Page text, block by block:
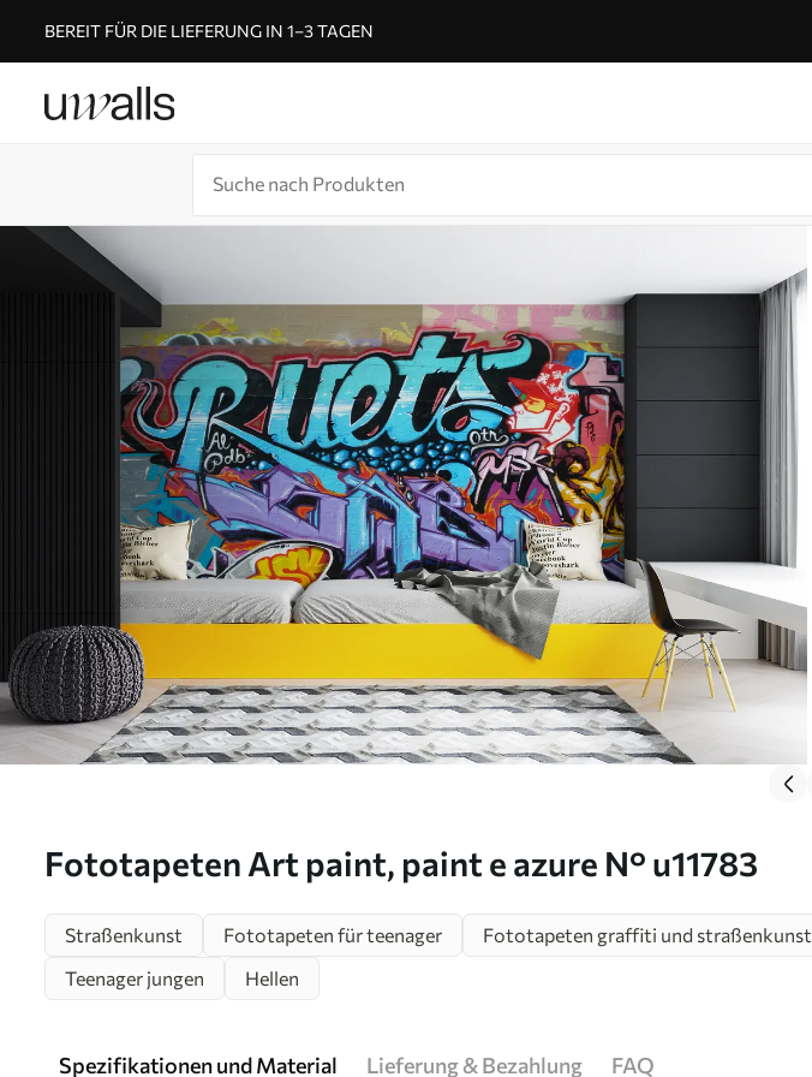
BEREIT FÜR DIE LIEFERUNG IN 1–3 TAGEN
Fototapeten Art paint, paint e azure N° u11783
Straßenkunst Fototapeten für teenager
Fototapeten graffiti und straßenkunst
Teenager jungen
Hellen
Spezifikationen und Material Lieferung & Bezahlung FAQ